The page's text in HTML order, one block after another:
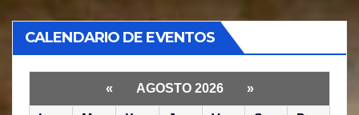
CALENDARIO DE EVENTOS
« AGOSTO 2026 »